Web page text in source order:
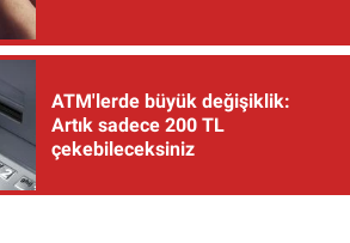
ATM'lerde büyük değişiklik:
Artık sadece 200 TL
çekebileceksiniz